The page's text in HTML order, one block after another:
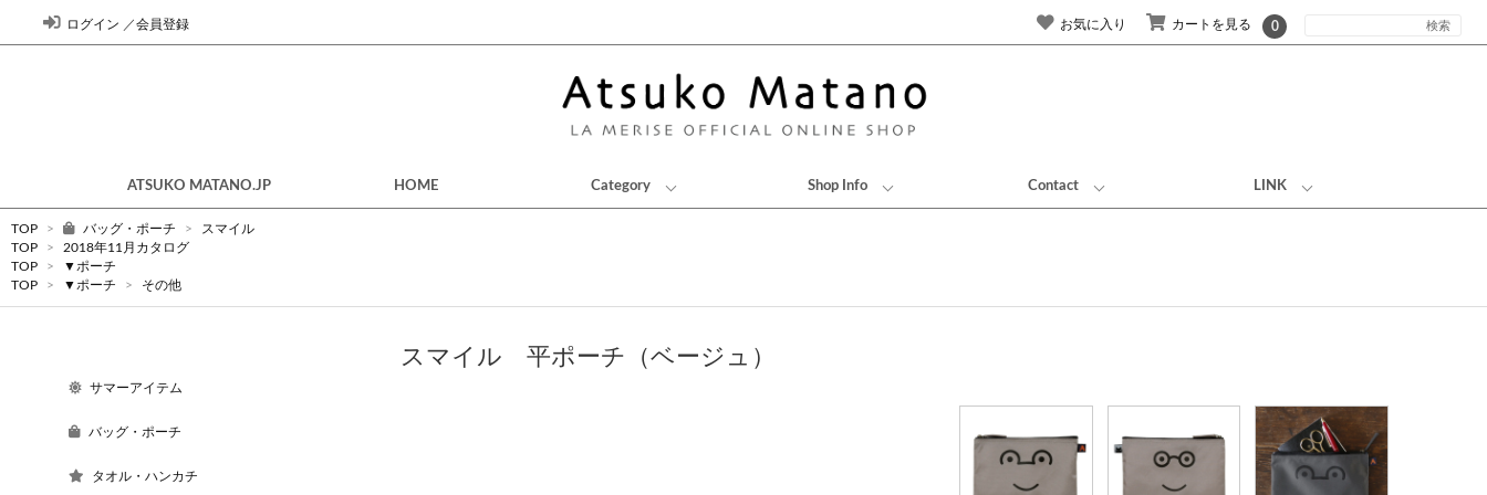
ログイン ／会員登録 お気に入り カートを見る 0
ATSUKO MATANO.JP HOME Category Shop Info Contact LINK
TOP > バッグ・ポーチ >
スマイル
TOP
>
2018年11月カタログ
TOP
>
▼ポーチ
TOP
> ▼ポーチ > その他
サマーアイテム
バッグ・ポーチ
タオル・ハンカチ
スマイル 平ポーチ（ベージュ）